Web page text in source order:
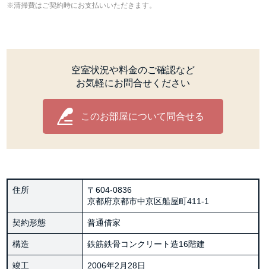
清掃費はご契約時にお支払いいただきます。
空室状況や料金のご確認など
お気軽にお問合せください
このお部屋について問合せる
住所
〒604-0836
京都府京都市中京区船屋町411-1
契約形態 普通借家
構造 鉄筋鉄骨コンクリート造16階建
竣工 2006年2月28日